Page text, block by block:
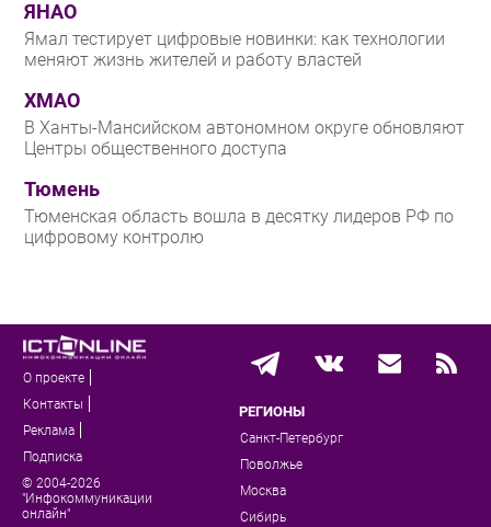
ЯНАО
Ямал тестирует цифровые новинки: как технологии
меняют жизнь жителей и работу властей
ХМАО
В Ханты-Мансийском автономном округе обновляют
Центры общественного доступа
Тюмень
Тюменская область вошла в десятку лидеров РФ по
цифровому контролю
О проекте
Контакты
Реклама
Подписка
© 2004-2026
"Инфокоммуникации
онлайн"
РЕГИОНЫ
Санкт-Петербург
Поволжье
Москва
Сибирь